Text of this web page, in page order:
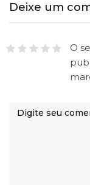
Deixe um
O